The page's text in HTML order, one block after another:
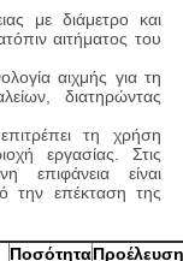
με διάμετρο και
αιτήματος του
αιχμής για τη
διατηρώντας
τη χρήση
εργασίας. Στις
επιφάνεια είναι
την επέκταση της
ΠοσότηταΠροέλευση